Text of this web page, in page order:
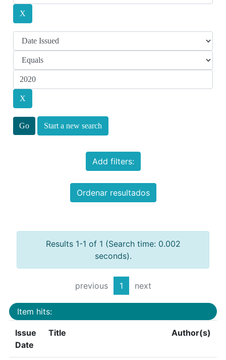
Start a new search
Add filters:
Ordenar resultados
Results 1-1 of 1 (Search time: 0.002
seconds).
previous 1 next
Item hits:
Issue
Date
Title Author(s)